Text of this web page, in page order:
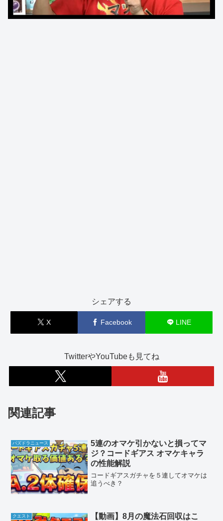
シェアする
X Facebook LINE
TwitterやYouTubeも見てね
関連記事
パズドラニュース
5連のオマケ引かないと損ってマ
ジ？コードギアス オマケキャラ
の性能解説
コードギアスガチャを５連してオマケは
追うべき？
クエスト
【動画】8月の魔法石回収はこ